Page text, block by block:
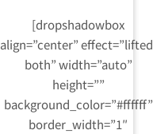
[dropshadowbox
align=”center”
both” width=”auto”
height=””
background_color=”#ffffff”
border_width=”1″